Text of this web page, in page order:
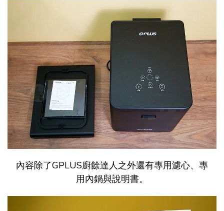
內容除了GPLUS廚餘達人之外還有專用濾心、專
用內鍋與說明書。